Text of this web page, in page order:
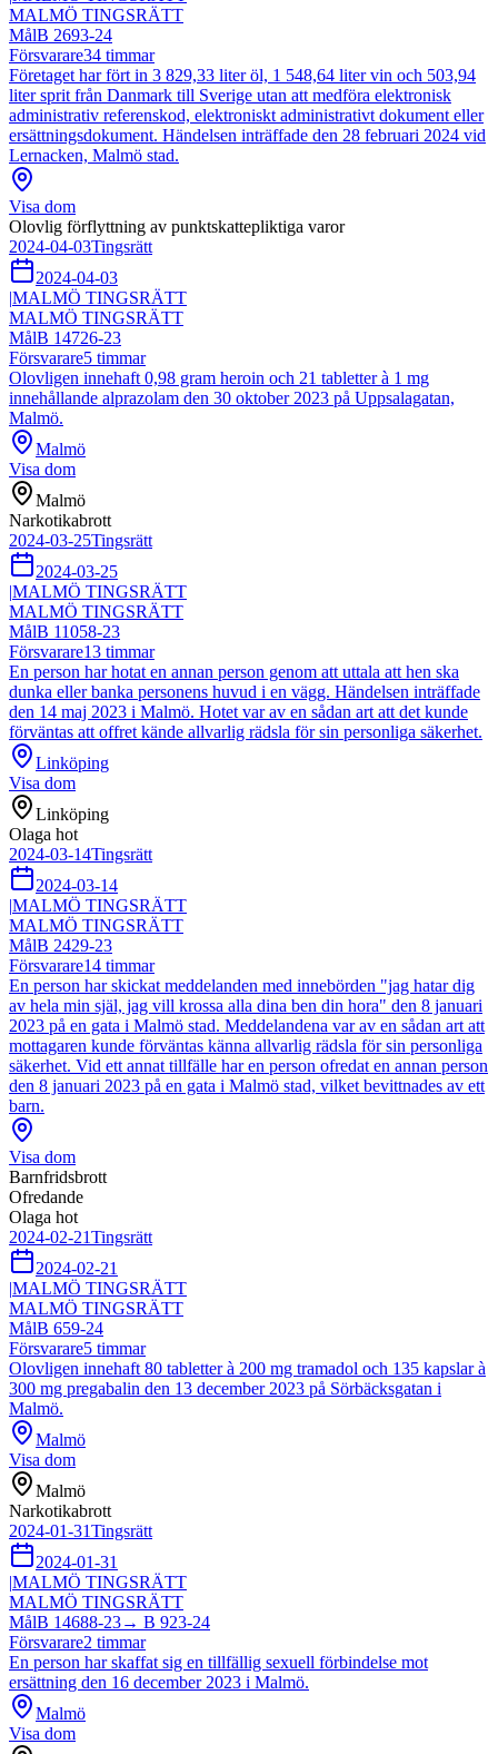
MALMÖ TINGSRÄTT
MålB 2693-24
Försvarare34 timmar
Företaget har fört in 3 829,33 liter öl, 1 548,64 liter vin och 503,94
liter sprit från Danmark till Sverige utan att medföra elektronisk
administrativ referenskod, elektroniskt administrativt dokument eller
ersättningsdokument. Händelsen inträffade den 28 februari 2024 vid
Lernacken, Malmö stad.
Visa dom
Olovlig förflyttning av punktskattepliktiga varor
2024-04-03Tingsrätt
2024-04-03
|MALMÖ TINGSRÄTT
MALMÖ TINGSRÄTT
MålB 14726-23
Försvarare5 timmar
Olovligen innehaft 0,98 gram heroin och 21 tabletter à 1 mg
innehållande alprazolam den 30 oktober 2023 på Uppsalagatan,
Malmö.
Malmö
Visa dom
Malmö
Narkotikabrott
2024-03-25Tingsrätt
2024-03-25
|MALMÖ TINGSRÄTT
MALMÖ TINGSRÄTT
MålB 11058-23
Försvarare13 timmar
En person har hotat en annan person genom att uttala att hen ska
dunka eller banka personens huvud i en vägg. Händelsen inträffade
den 14 maj 2023 i Malmö. Hotet var av en sådan art att det kunde
förväntas att offret kände allvarlig rädsla för sin personliga säkerhet.
Linköping
Visa dom
Linköping
Olaga hot
2024-03-14Tingsrätt
2024-03-14
|MALMÖ TINGSRÄTT
MALMÖ TINGSRÄTT
MålB 2429-23
Försvarare14 timmar
En person har skickat meddelanden med innebörden "jag hatar dig
av hela min själ, jag vill krossa alla dina ben din hora" den 8 januari
2023 på en gata i Malmö stad. Meddelandena var av en sådan art att
mottagaren kunde förväntas känna allvarlig rädsla för sin personliga
säkerhet. Vid ett annat tillfälle har en person ofredat en annan person
den 8 januari 2023 på en gata i Malmö stad, vilket bevittnades av ett
barn.
Visa dom
Barnfridsbrott
Ofredande
Olaga hot
2024-02-21Tingsrätt
2024-02-21
|MALMÖ TINGSRÄTT
MALMÖ TINGSRÄTT
MålB 659-24
Försvarare5 timmar
Olovligen innehaft 80 tabletter à 200 mg tramadol och 135 kapslar à
300 mg pregabalin den 13 december 2023 på Sörbäcksgatan i
Malmö.
Malmö
Visa dom
Malmö
Narkotikabrott
2024-01-31Tingsrätt
2024-01-31
|MALMÖ TINGSRÄTT
MALMÖ TINGSRÄTT
MålB 14688-23→ B 923-24
Försvarare2 timmar
En person har skaffat sig en tillfällig sexuell förbindelse mot
ersättning den 16 december 2023 i Malmö.
Malmö
Visa dom